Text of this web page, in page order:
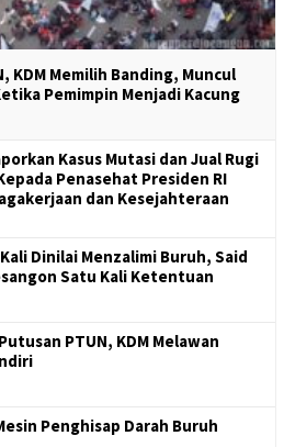
KDM Memilih Banding, Muncul
Pemimpin Menjadi Kacung
Kasus Mutasi dan Jual Rugi
Penasehat Presiden RI
dan Kesejahteraan
Dinilai Menzalimi Buruh, Said
Satu Kali Ketentuan
PTUN, KDM Melawan
Penghisap Darah Buruh